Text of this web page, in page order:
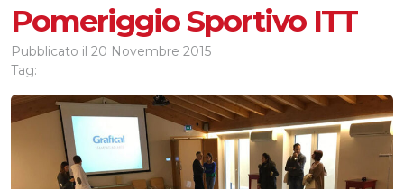
Pomeriggio Sportivo ITT
Pubblicato il 20 Novembre 2015
Tag: